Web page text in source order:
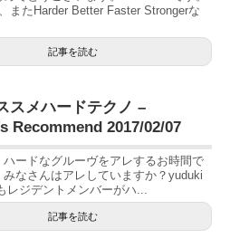
またHarder Better Faster Strongerな
記事を読む
スメハードテクノ –
Recommend 2017/02/07
ハードなグルーヴをアレするお時間で
みなさんはアレしていますか？yuduki
レジデントメンバーがハ...
記事を読む